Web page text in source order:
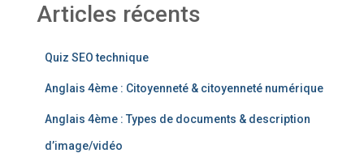
Articles récents
Quiz SEO technique
Anglais 4ème : Citoyenneté & citoyenneté numérique
Anglais 4ème : Types de documents & description
d’image/vidéo